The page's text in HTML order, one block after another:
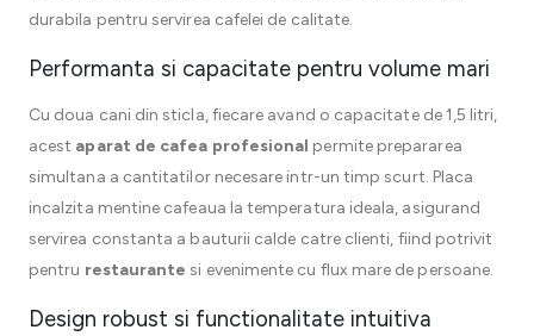
durabila pentru servirea cafelei de calitate.
Performanta si capacitate pentru volume mari
Cu doua cani din sticla, fiecare avand o capacitate de 1,5 litri,
acest aparat de cafea profesional permite prepararea
simultana a cantitatilor necesare intr-un timp scurt. Placa
incalzita mentine cafeaua la temperatura ideala, asigurand
servirea constanta a bauturii calde catre clienti, fiind potrivit
pentru restaurante si evenimente cu flux mare de persoane.
Design robust si functionalitate intuitiva